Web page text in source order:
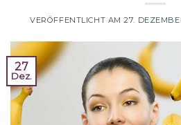
VERÖFFENTLICHT AM27.
27
Dez.